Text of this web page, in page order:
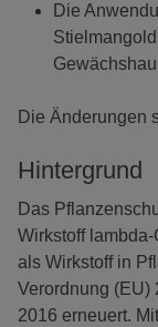
Die
Die Änderungen
Hintergrund
Das
Wirkstoff
als Wirkstoff in
Verordnung (EU)
2016 erneuert.